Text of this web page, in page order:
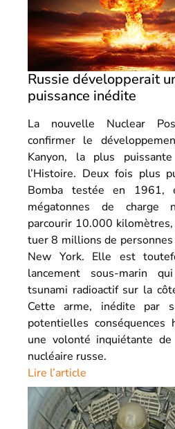
Russie développerait
puissance inédite
La nouvelle Nuclear
confirmer le
Kanyon, la plus
l’Histoire. Deux fois plus
Bomba testée en 1961,
mégatonnes de charge
parcourir 10.000
tuer 8 millions de personnes
New York. Elle est
lancement sous-marin
tsunami radioactif sur la
Cette arme, inédite par
potentielles conséquences
une volonté inquiétante de
nucléaire russe.
Lire l’article